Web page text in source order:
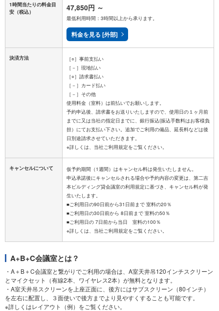
1時間当たりの料金目
安 （税込） 47,850円 ～
最低利用時間：3時間以上から承ります。
料金を見る [外部]
決済方法
［○］事前支払い
［－］現地払い
［○］請求書払い
［－］カード払い
［－］その他
使用料金（室料）は前払いでお願いします。
予約申込後、請求書をお送りいたしますので、使用日の１ヶ月前
までに又は当社の指定日までに、銀行振込(振込手数料はお客様負
担）にてお支払い下さい。追加でご利用の備品、延長料などは後
日別途請求させていただきます。
キャンセルについて
仮予約期間（1週間）はキャンセル料は発生いたしません。
申込承諾後にキャンセルされる場合や予約内容の変更は、第二吉
本ビルディング貸会議室の利用規定に基づき、キャンセル料が発
生いたします。
■ご利用日の90日前から31日前まで 室料の20％
■ご利用日の30日前から 8日前まで 室料の50％
■ご利用日の 7日前から当日 室料の100％
A+B+C会議室とは？
・A＋B＋C会議室と繋がりでご利用の場合は、A室天井吊120インチスクリーン
とマイクセット（有線2本、ワイヤレス2本）が無料となります。
・A室天井吊スクリーンを上座正面に、後方にはサブスクリーン（80インチ）
を左右に配置し、３面使いで後方までより見やすくすることも可能です。
※詳しくはレイアウト（例）をご覧ください。